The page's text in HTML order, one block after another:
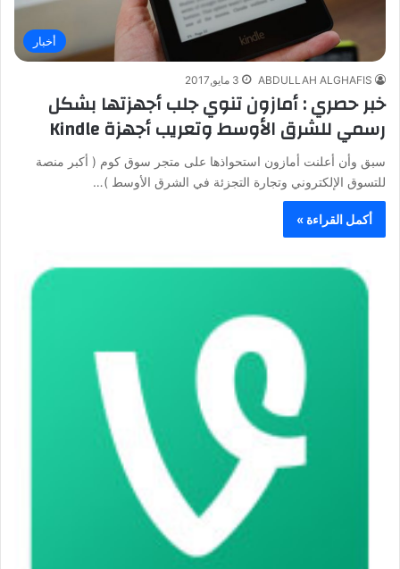
أخبار
ABDULLAH ALGHAFIS 3 مايو,2017
خبر حصري : أمازون تنوي جلب أجهزتها بشكل
رسمي للشرق الأوسط وتعريب أجهزة Kindle
سبق وأن أعلنت أمازون استحواذها على متجر سوق كوم ( أكبر منصة
للتسوق الإلكتروني وتجارة التجزئة في الشرق الأوسط )…
أكمل القراءة »